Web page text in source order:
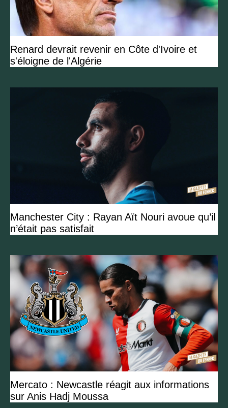
Renard devrait revenir en Côte d'Ivoire et
s'éloigne de l'Algérie
Manchester City : Rayan Aït Nouri avoue qu’il
n’était pas satisfait
Mercato : Newcastle réagit aux informations
sur Anis Hadj Moussa